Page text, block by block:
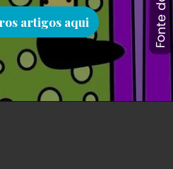
artigos aqui